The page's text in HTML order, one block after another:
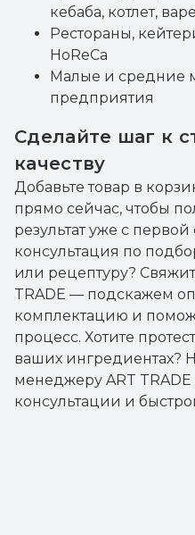
кебаба, котлет,
Рестораны,
HoReCa
Малые и средние
предприятия
Сделайте шаг к
качеству
Добавьте товар в
прямо сейчас, чтобы
результат уже с
консультация по
или рецептуру?
TRADE — подскажем
комплектацию и
процесс. Хотите
ваших ингредиентах?
менеджеру ART
консультации и